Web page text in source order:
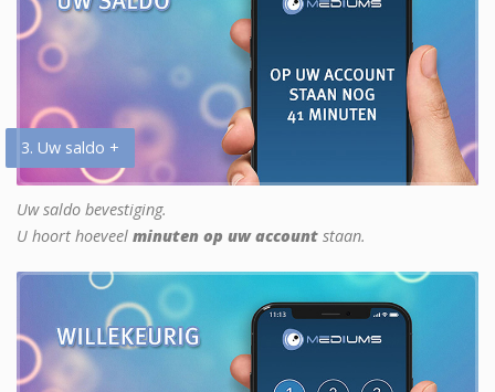
3. Uw saldo +
Uw saldo bevestiging.
U hoort hoeveel minuten op uw account staan.